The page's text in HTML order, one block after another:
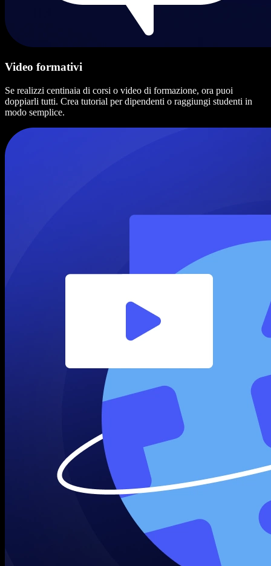
Video formativi
Se realizzi centinaia di corsi o video di formazione, ora puoi
doppiarli tutti. Crea tutorial per dipendenti o raggiungi studenti in
modo semplice.